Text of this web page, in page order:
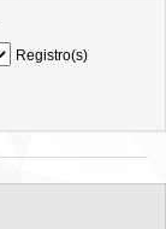
Registro(s)